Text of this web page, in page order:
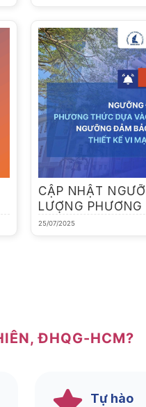
CẬP NHẬT
LƯỢNG
ĐGNL-HCM NĂM
25/07/2025
ĐHQG-HCM?
Tự hào